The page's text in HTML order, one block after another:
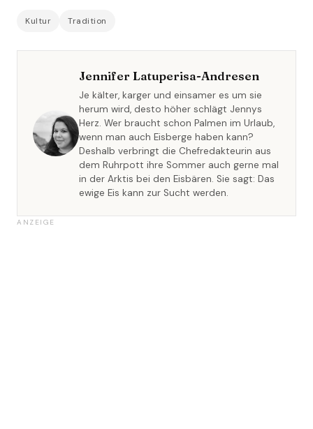
Kultur Tradition
Jennifer Latuperisa-Andresen
Je kälter, karger und einsamer es um sie
herum wird, desto höher schlägt Jennys
Herz. Wer braucht schon Palmen im Urlaub,
wenn man auch Eisberge haben kann?
Deshalb verbringt die Chefredakteurin aus
dem Ruhrpott ihre Sommer auch gerne mal
in der Arktis bei den Eisbären. Sie sagt: Das
ewige Eis kann zur Sucht werden.
ANZEIGE